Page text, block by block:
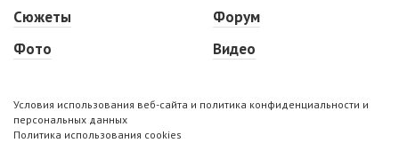
Сюжеты
Фото
Форум
Видео
Условия использования веб-сайта и политика конфиденциальности и
персональных данных
Политика использования cookies